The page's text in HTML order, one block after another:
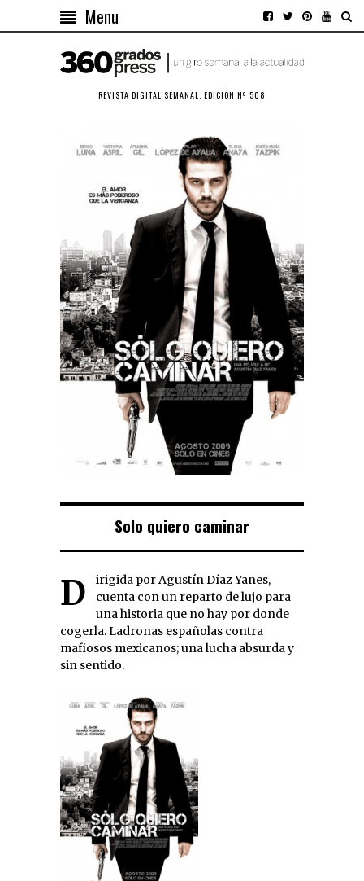
Menu
REVISTA DIGITAL SEMANAL. EDICIÓN Nº 508
Solo quiero caminar
Dirigida por Agustín Díaz Yanes,
cuenta con un reparto de lujo para
una historia que no hay por donde
cogerla. Ladronas españolas contra
mafiosos mexicanos; una lucha absurda y
sin sentido.